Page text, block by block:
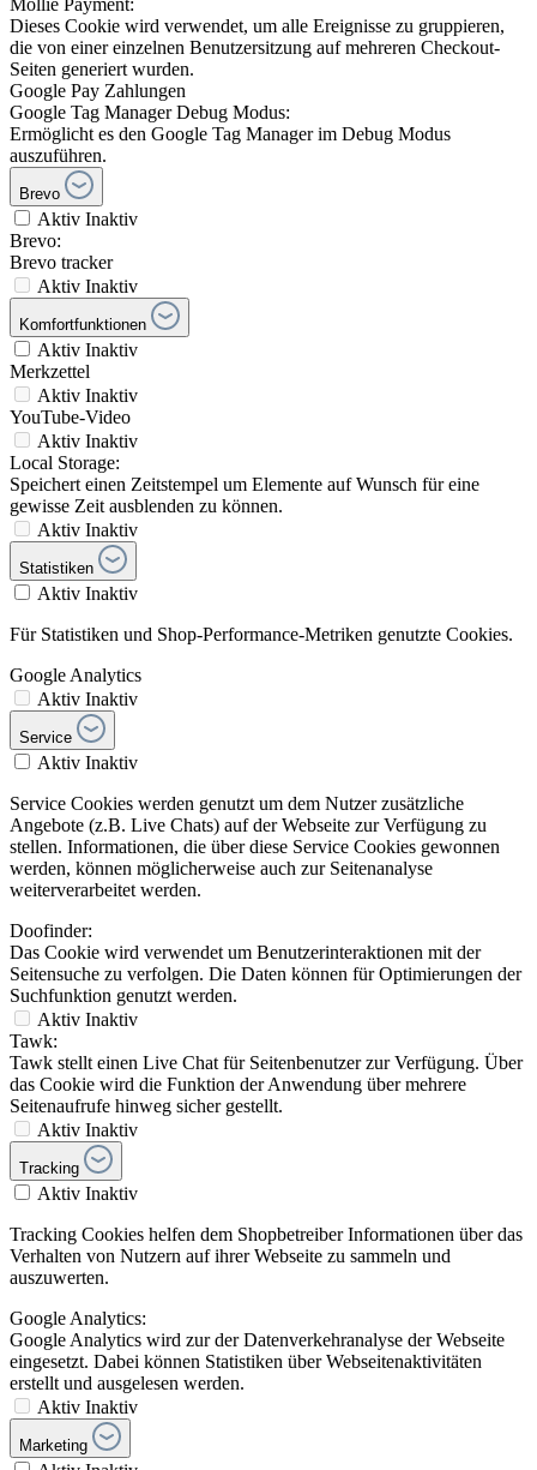
Mollie Payment:
Dieses Cookie wird verwendet, um alle Ereignisse zu gruppieren,
die von einer einzelnen Benutzersitzung auf mehreren Checkout-
Seiten generiert wurden.
Google Pay Zahlungen
Google Tag Manager Debug Modus:
Ermöglicht es den Google Tag Manager im Debug Modus
auszuführen.
Brevo
Aktiv Inaktiv
Brevo:
Brevo tracker
Aktiv Inaktiv
Komfortfunktionen
Aktiv Inaktiv
Merkzettel
Aktiv Inaktiv
YouTube-Video
Aktiv Inaktiv
Local Storage:
Speichert einen Zeitstempel um Elemente auf Wunsch für eine
gewisse Zeit ausblenden zu können.
Aktiv Inaktiv
Statistiken
Aktiv Inaktiv
Für Statistiken und Shop-Performance-Metriken genutzte Cookies.
Google Analytics
Aktiv Inaktiv
Service
Aktiv Inaktiv
Service Cookies werden genutzt um dem Nutzer zusätzliche
Angebote (z.B. Live Chats) auf der Webseite zur Verfügung zu
stellen. Informationen, die über diese Service Cookies gewonnen
werden, können möglicherweise auch zur Seitenanalyse
weiterverarbeitet werden.
Doofinder:
Das Cookie wird verwendet um Benutzerinteraktionen mit der
Seitensuche zu verfolgen. Die Daten können für Optimierungen der
Suchfunktion genutzt werden.
Aktiv Inaktiv
Tawk:
Tawk stellt einen Live Chat für Seitenbenutzer zur Verfügung. Über
das Cookie wird die Funktion der Anwendung über mehrere
Seitenaufrufe hinweg sicher gestellt.
Aktiv Inaktiv
Tracking
Aktiv Inaktiv
Tracking Cookies helfen dem Shopbetreiber Informationen über das
Verhalten von Nutzern auf ihrer Webseite zu sammeln und
auszuwerten.
Google Analytics:
Google Analytics wird zur der Datenverkehranalyse der Webseite
eingesetzt. Dabei können Statistiken über Webseitenaktivitäten
erstellt und ausgelesen werden.
Aktiv Inaktiv
Marketing